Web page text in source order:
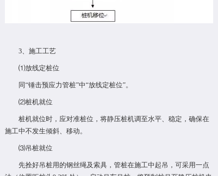
3、施工工艺
⑴放线定桩位
同“锤击预应力管桩”中“放线定桩位”。
⑵桩机就位
桩机就位时，应对准桩位，将静压桩机调至水平、稳定，确保在
施工中不发生倾斜、移动。
⑶吊桩就位
先拴好吊桩用的钢丝绳及索具，管桩在施工中起吊，可采用一点